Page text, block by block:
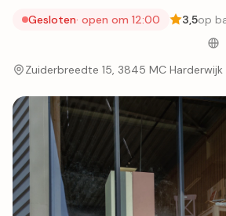
Gesloten· open om 12:00 3,5op
Zuiderbreedte 15, 3845 MC Harderwijk